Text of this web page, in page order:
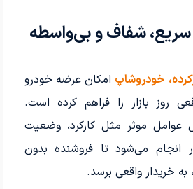
شفاف و بی‌واسطه
خودروشاپ امکان عرضه خودرو
روز بازار را فراهم کرده است.
عوامل موثر مثل کارکرد، وضعیت
انجام می‌شود تا فروشنده بدون
به خریدار واقعی برسد.